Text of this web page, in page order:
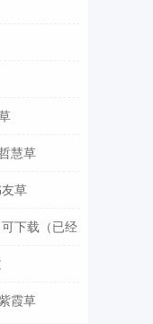
慧草
草
可下载（已经
霞草